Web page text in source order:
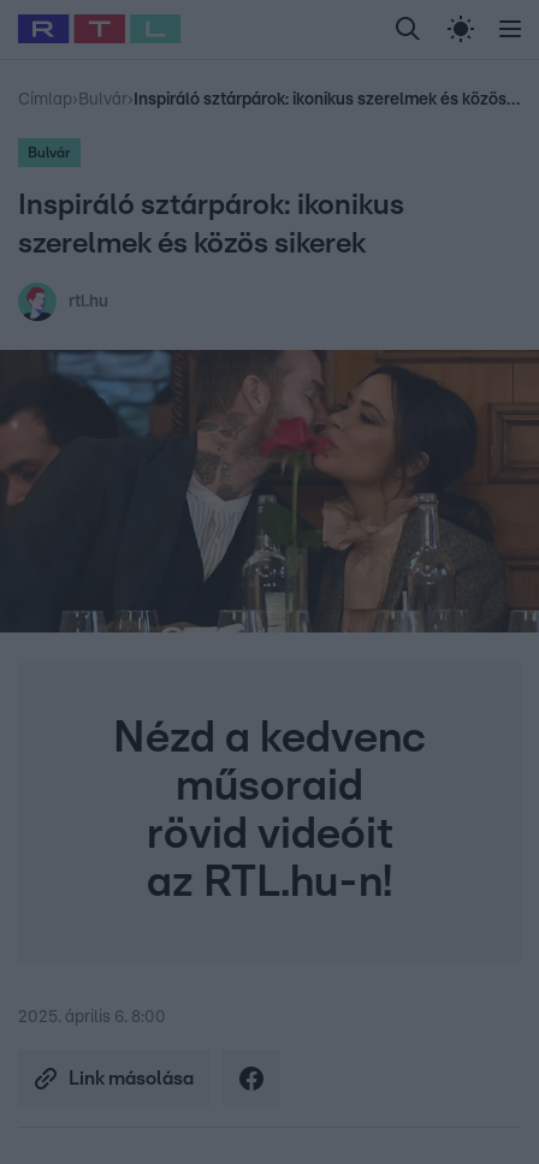
Legfrissebb RTL Híradó Randi Celeb vagyok,
Babits Marcella Most Wanted Gallusz
Címlap› Bulvár› Inspiráló sztárpárok: ikonikus szerelmek és közös sikerek
Bulvár
Inspiráló sztárpárok: ikonikus
szerelmek és közös sikerek
rtl.hu
Nézd a kedvenc
műsoraid
rövid videóit
az RTL.hu-n!
2025. április 6. 8:00
Link másolása